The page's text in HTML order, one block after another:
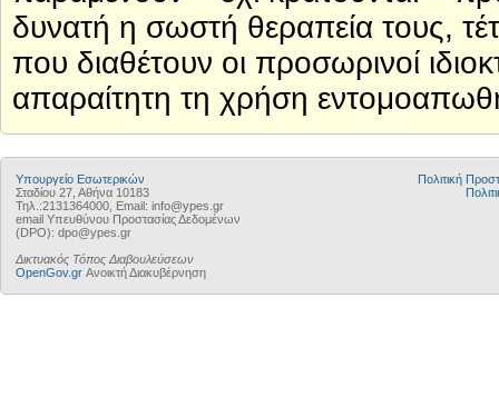
δυνατή η σωστή θεραπεία τους,
που διαθέτουν οι προσωρινοί
απαραίτητη τη χρήση
Υπουργείο Εσωτερικών
Σταδίου 27, Αθήνα 10183
Τηλ.:2131364000, Email: info@ypes.gr
email Υπευθύνου Προστασίας Δεδομένων
(DPO): dpo@ypes.gr
Δικτυακός Τόπος Διαβουλεύσεων
OpenGov.gr Ανοικτή Διακυβέρνηση
Πολιτική